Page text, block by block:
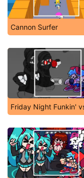
Cannon Surfer
Friday Night Funkin'